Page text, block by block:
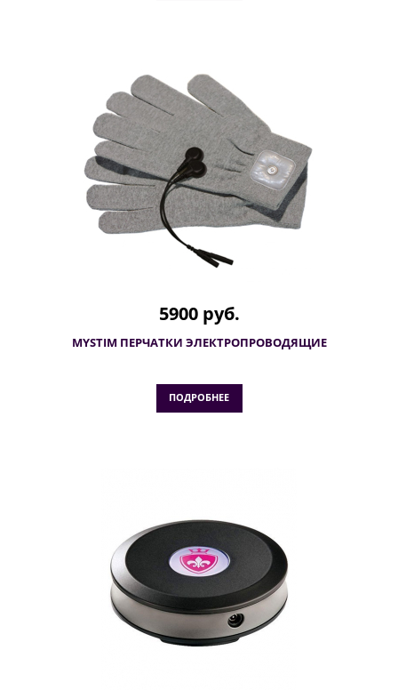
5900 руб.
MYSTIM ПЕРЧАТКИ ЭЛЕКТРОПРОВОДЯЩИЕ
ПОДРОБНЕЕ